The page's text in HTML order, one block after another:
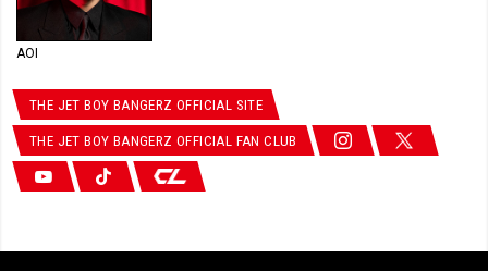
AOI
THE JET BOY BANGERZ OFFICIAL SITE
THE JET BOY BANGERZ OFFICIAL FAN CLUB